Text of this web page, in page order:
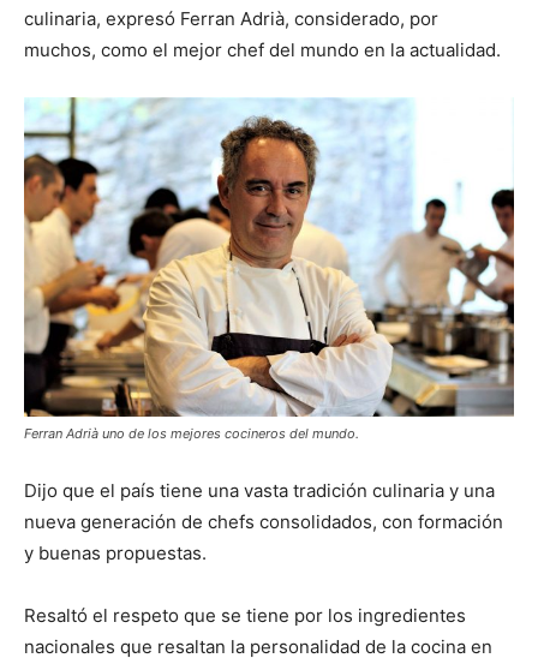
culinaria, expresó Ferran Adrià, considerado, por
muchos, como el mejor chef del mundo en la actualidad.
Ferran Adrià uno de los mejores cocineros del mundo.
Dijo que el país tiene una vasta tradición culinaria y una
nueva generación de chefs consolidados, con formación
y buenas propuestas.
Resaltó el respeto que se tiene por los ingredientes
nacionales que resaltan la personalidad de la cocina en